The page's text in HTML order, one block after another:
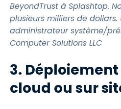
BeyondTrust à Splashtop.
plusieurs milliers de dollars.
administrateur système/
Computer Solutions LLC
3.
cloud ou sur